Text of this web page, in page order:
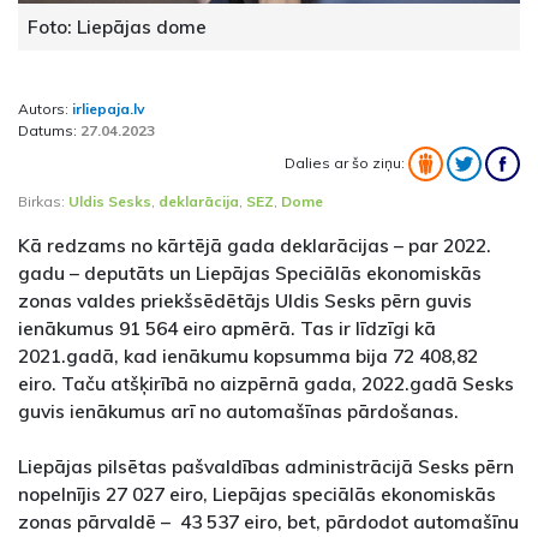
Foto: Liepājas dome
Autors: irliepaja.lv
Datums: 27.04.2023
Dalies ar šo ziņu:
Birkas: Uldis Sesks deklarācija SEZ Dome
Kā redzams no kārtējā gada deklarācijas – par 2022.
gadu – deputāts un Liepājas Speciālās ekonomiskās
zonas valdes priekšsēdētājs Uldis Sesks pērn guvis
ienākumus 91 564 eiro apmērā. Tas ir līdzīgi kā
2021.gadā, kad ienākumu kopsumma bija 72 408,82
eiro. Taču atšķirībā no aizpērnā gada, 2022.gadā Sesks
guvis ienākumus arī no automašīnas pārdošanas.
Liepājas pilsētas pašvaldības administrācijā Sesks pērn
nopelnījis 27 027 eiro, Liepājas speciālās ekonomiskās
zonas pārvaldē – 43 537 eiro, bet, pārdodot automašīnu